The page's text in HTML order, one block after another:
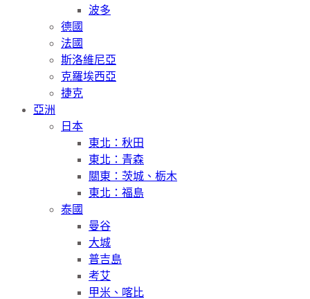
波多
德國
法國
斯洛維尼亞
克羅埃西亞
捷克
亞洲
日本
東北：秋田
東北：青森
關東：茨城、栃木
東北：福島
泰國
曼谷
大城
普吉島
考艾
甲米、喀比